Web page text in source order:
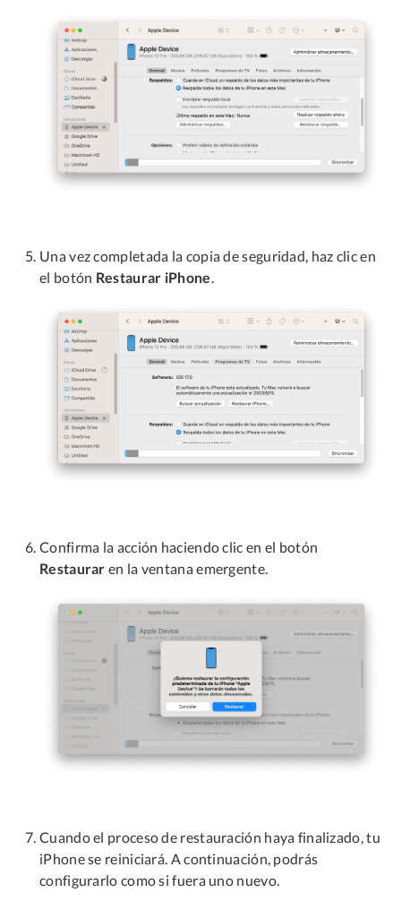
Una vez completada la copia de seguridad, haz clic en
el botón Restaurar iPhone.
Confirma la acción haciendo clic en el botón
Restaurar en la ventana emergente.
Cuando el proceso de restauración haya finalizado, tu
iPhone se reiniciará. A continuación, podrás
configurarlo como si fuera uno nuevo.